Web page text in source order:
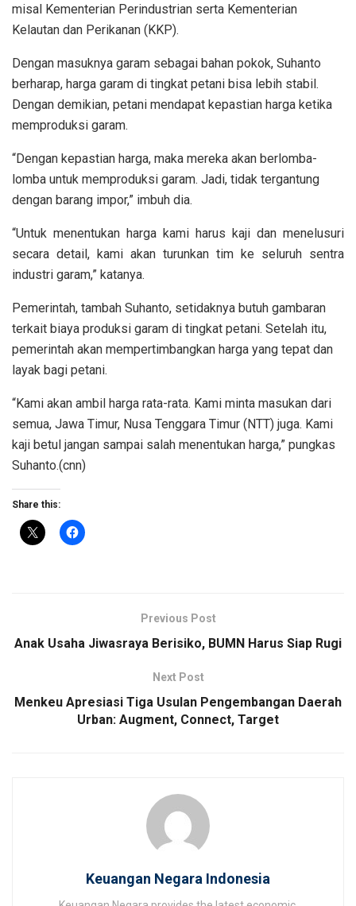
misal Kementerian Perindustrian serta Kementerian
Kelautan dan Perikanan (KKP).
Dengan masuknya garam sebagai bahan pokok, Suhanto
berharap, harga garam di tingkat petani bisa lebih stabil.
Dengan demikian, petani mendapat kepastian harga ketika
memproduksi garam.
“Dengan kepastian harga, maka mereka akan berlomba-
lomba untuk memproduksi garam. Jadi, tidak tergantung
dengan barang impor,” imbuh dia.
“Untuk menentukan harga kami harus kaji dan menelusuri
secara detail, kami akan turunkan tim ke seluruh sentra
industri garam,” katanya.
Pemerintah, tambah Suhanto, setidaknya butuh gambaran
terkait biaya produksi garam di tingkat petani. Setelah itu,
pemerintah akan mempertimbangkan harga yang tepat dan
layak bagi petani.
“Kami akan ambil harga rata-rata. Kami minta masukan dari
semua, Jawa Timur, Nusa Tenggara Timur (NTT) juga. Kami
kaji betul jangan sampai salah menentukan harga,” pungkas
Suhanto.(cnn)
Share this:
Previous Post
Anak Usaha Jiwasraya Berisiko, BUMN Harus Siap Rugi
Next Post
Menkeu Apresiasi Tiga Usulan Pengembangan Daerah
Urban: Augment, Connect, Target
Keuangan Negara Indonesia